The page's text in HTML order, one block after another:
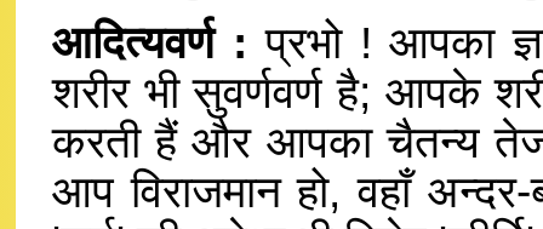
आदित्यवर्ण : प्रभो ! आपका
शरीर भी सुवर्णवर्ण है; आपके
करती हैं और आपका चैतन्य
आप विराजमान हो, वहाँ